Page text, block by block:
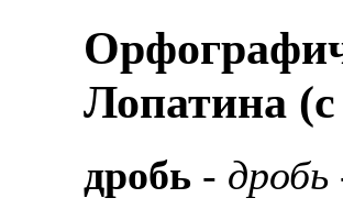
Лопатина (c
дробь - дробь